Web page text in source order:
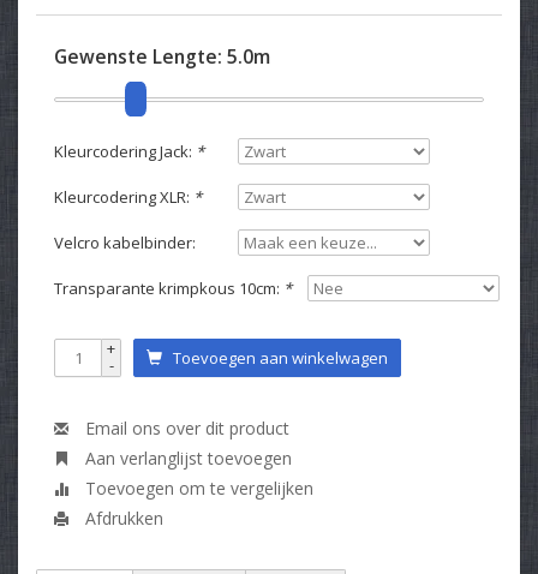
Gewenste Lengte: 5.0m
Kleurcodering Jack: *
Kleurcodering XLR: *
Velcro kabelbinder:
Transparante krimpkous 10cm: *
+
- Toevoegen aan winkelwagen
Email ons over dit product
Aan verlanglijst toevoegen
Toevoegen om te vergelijken
Afdrukken